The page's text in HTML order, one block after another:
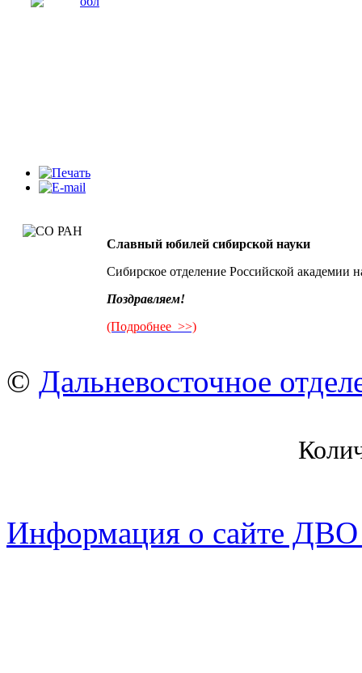
Славный юбилей сибирской науки
Сибирское отделение Российской академии
Поздравляем!
(Подробнее >>)
© Дальневосточное
Информация о сайте